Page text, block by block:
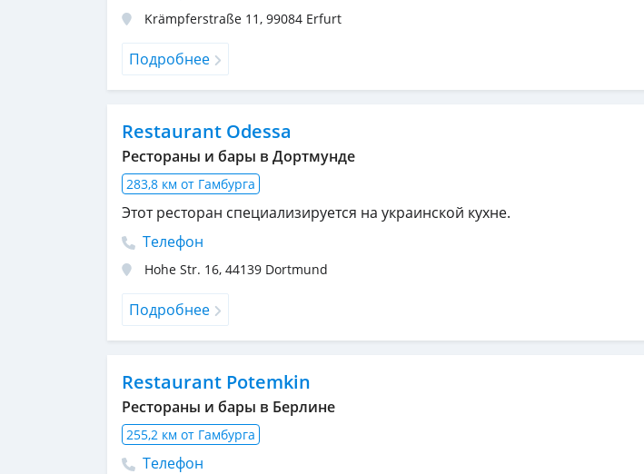
Krämpferstraße 11, 99084 Erfurt
Подробнее
Restaurant Odessa
Рестораны и бары в Дортмунде
283,8 км от Гамбурга
Этот ресторан специализируется на украинской кухне.
Телефон
Hohe Str. 16, 44139 Dortmund
Подробнее
Restaurant Potemkin
Рестораны и бары в Берлине
255,2 км от Гамбурга
Телефон